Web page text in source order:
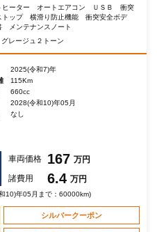
ヒーター オートエアコン ＵＳＢ 衝突
トップ 横滑り防止機能 衝突安全ボデ
メンテナンスノート
レージュ２トーン
2025(令和7)年
115Km
660cc
2028(令和10)年05月
なし
車両価格 167 万円
諸費用
6.4 万円
10)年05月まで：60000km)
シルバークーポン